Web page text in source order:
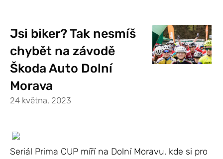
Jsi biker? Tak nesmíš
chybět na závodě
Škoda Auto Dolní
Morava
24 května, 2023
Seriál Prima CUP míří na Dolní Moravu, kde si pro